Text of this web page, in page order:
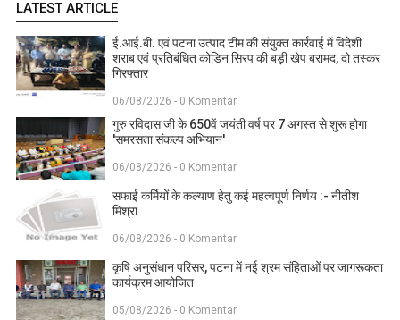
LATEST ARTICLE
ई.आई.बी. एवं पटना उत्पाद टीम की संयुक्त कार्रवाई में विदेशी
शराब एवं प्रतिबंधित कोडिन सिरप की बड़ी खेप बरामद, दो तस्कर
गिरफ्तार
06/08/2026 - 0 Komentar
गुरु रविदास जी के 650वें जयंती वर्ष पर 7 अगस्त से शुरू होगा
'समरसता संकल्प अभियान'
06/08/2026 - 0 Komentar
सफाई कर्मियों के कल्याण हेतु कई महत्वपूर्ण निर्णय :- नीतीश
मिश्रा
06/08/2026 - 0 Komentar
कृषि अनुसंधान परिसर, पटना में नई श्रम संहिताओं पर जागरूकता
कार्यक्रम आयोजित
05/08/2026 - 0 Komentar